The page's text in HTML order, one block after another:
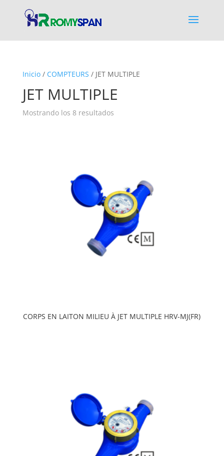
Inicio/ COMPTEURS / JET MULTIPLE
JET MULTIPLE
Mostrando los 8 resultados
CORPS EN LAITON MILIEU À JET MULTIPLE HRV-MJ(FR)